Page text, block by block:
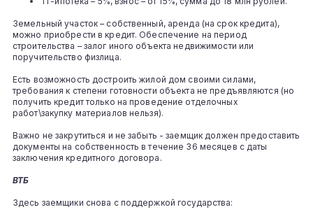
Земельный участок – собственный, аренда (на срок кредита),
можно приобрести в кредит. Обеспечение на период
строительства – залог иного объекта недвижимости или
поручительство физлица.
Есть возможность достроить жилой дом своими силами,
требования к степени готовности объекта не предъявляются (но
получить кредит только на проведение отделочных
работ\закупку материалов нельзя).
Важно не закрутиться и не забыть - заемщик должен предоставить
документы на собственность в течение 36 месяцев с даты
заключения кредитного договора.
ВТБ
Здесь заемщики снова с поддержкой государства: